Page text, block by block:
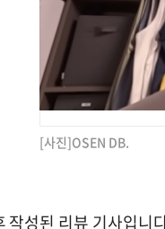
[사진]OSEN DB.
작성된 리뷰 기사입니